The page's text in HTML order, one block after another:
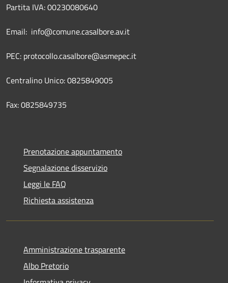
Partita IVA: 00230080640
Email: info@comune.casalbore.av.it
PEC: protocollo.casalbore@asmepec.it
Centralino Unico: 0825849005
Fax: 0825849735
Prenotazione appuntamento
Segnalazione disservizio
Leggi le FAQ
Richiesta assistenza
Amministrazione trasparente
Albo Pretorio